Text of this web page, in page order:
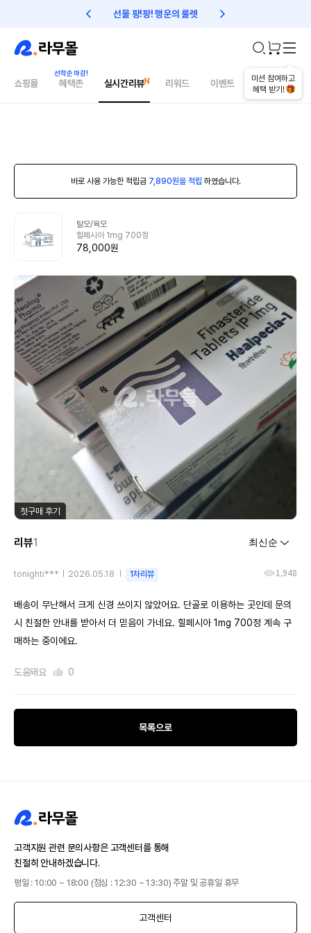
선물 팡!팡! 행운의 룰렛 친구초대 1만원 리워드!
미션 참여하고
혜택 받기!
쇼핑몰 혜택존 실시간리뷰 리워드 이벤트 건강매거진
바로 사용 가능한 적립금 7,890원을 적립 하였습니다.
탈모/육모
힐페시아 1mg 700정
78,000원
첫구매 후기
리뷰1
tonighti*** 2026.05.18 1차리뷰 1,948
배송이 무난해서 크게 신경 쓰이지 않았어요. 단골로 이용하는 곳인데 문의
시 친절한 안내를 받아서 더 믿음이 가네요. 힐페시아 1mg 700정 계속 구
매하는 중이에요.
도움돼요 0
목록으로
고객지원 관련 문의사항은 고객센터를 통해
친절히 안내하겠습니다.
평일 : 10:00 ~ 18:00 (점심 : 12:30 ~ 13:30) 주말 및 공휴일 휴무
고객센터